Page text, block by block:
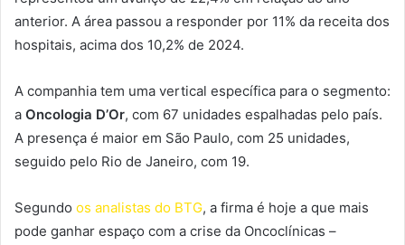
anterior. A área passou a responder por 11% da receita dos
hospitais, acima dos 10,2% de 2024.
A companhia tem uma vertical específica para o segmento:
a Oncologia D’Or, com 67 unidades espalhadas pelo país.
A presença é maior em São Paulo, com 25 unidades,
seguido pelo Rio de Janeiro, com 19.
Segundo os analistas do BTG, a firma é hoje a que mais
pode ganhar espaço com a crise da Oncoclínicas –